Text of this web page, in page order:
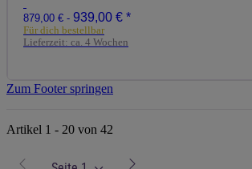
879,00 € - 939,00 € *
Für dich bestellbar
Lieferzeit: ca. 4 Wochen
Zum Footer springen
Artikel 1 - 20 von 42